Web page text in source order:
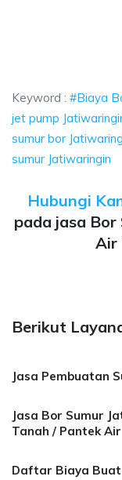
Keyword : #Biaya
jet pump
sumur bor
sumur Jatiwaringin
Hubungi
pada jasa
Air
Berikut
Jasa Pembuatan
Jasa Bor Sumur
Tanah / Pantek
Daftar Biaya